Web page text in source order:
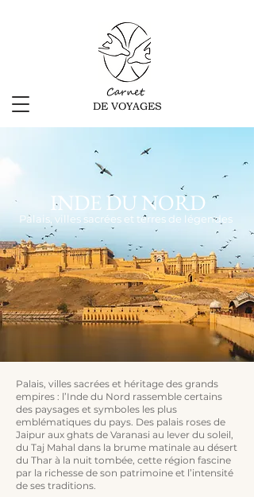
Carnet
DE VOYAGES
INDE DU NORD
Palais, villes sacrées et terres de légendes
Palais, villes sacrées et héritage des grands
empires : l’Inde du Nord rassemble certains
des paysages et symboles les plus
emblématiques du pays. Des palais roses de
Jaipur aux ghats de Varanasi au lever du soleil,
du Taj Mahal dans la brume matinale au désert
du Thar à la nuit tombée, cette région fascine
par la richesse de son patrimoine et l’intensité
de ses traditions.